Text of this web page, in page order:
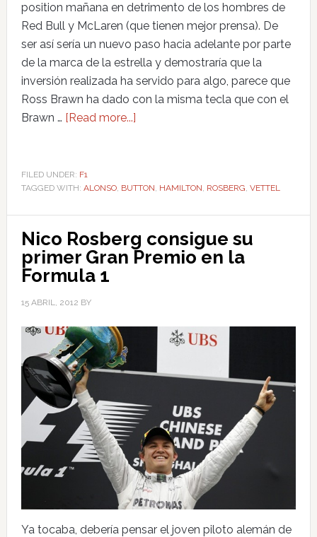
position mañana en detrimento de los hombres de
Red Bull y McLaren (que tienen mejor prensa). De
ser así sería un nuevo paso hacia adelante por parte
de la marca de la estrella y demostraría que la
inversión realizada ha servido para algo, parece que
Ross Brawn ha dado con la misma tecla que con el
Brawn … [Read more...]
FILED UNDER: F1
TAGGED WITH: ALONSO, BUTTON, HAMILTON, ROSBERG, VETTEL
Nico Rosberg consigue su
primer Gran Premio en la
Formula 1
15 ABRIL, 2012 BY
Ya tocaba, debería pensar el joven piloto alemán de